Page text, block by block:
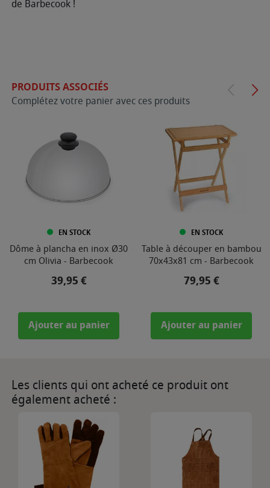
de Barbecook !
PRODUITS ASSOCIÉS
Complétez votre panier avec ces produits
EN STOCK
Dôme à plancha en inox Ø30
cm Olivia - Barbecook
Prix
39,95 €
Ajouter au panier
EN STOCK
Table à découper en bambou
70x43x81 cm - Barbecook
Prix
79,95 €
Ajouter au panier
Les clients qui ont acheté ce produit ont
également acheté :